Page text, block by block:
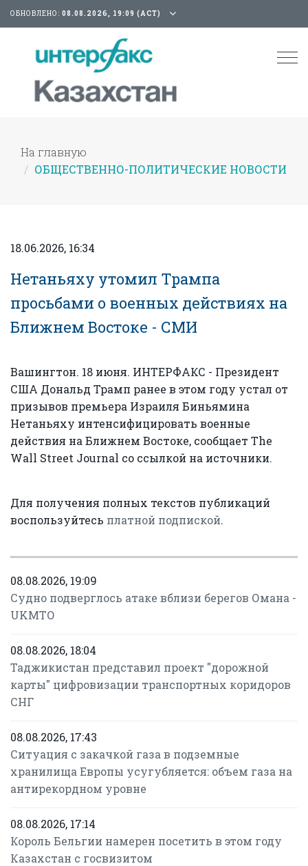
ОБНОВЛЕНО: 08.08.2026, 19:09 (АСТ)
На главную
ОБЩЕСТВЕННО-ПОЛИТИЧЕСКИЕ НОВОСТИ
18.06.2026, 16:34
Нетаньяху утомил Трампа
просьбами о военных действиях на
Ближнем Востоке - СМИ
Вашингтон. 18 июня. ИНТЕРФАКС - Президент
США Дональд Трамп ранее в этом году устал от
призывов премьера Израиля Биньямина
Нетаньяху интенсифицировать военные
действия на Ближнем Востоке, сообщает The
Wall Street Journal со ссылкой на источники.
Для получения полных текстов публикаций
воспользуйтесь платной подпиской.
08.08.2026, 19:09
Судно подверглось атаке вблизи берегов Омана -
UKMTO
08.08.2026, 18:04
Таджикистан представил проект "дорожной
карты" цифровизации транспортных коридоров
СНГ
08.08.2026, 17:43
Ситуация с закачкой газа в подземные
хранилища Европы усугубляется: объем газа на
антирекордном уровне
08.08.2026, 17:14
Король Бельгии намерен посетить в этом году
Казахстан с госвизитом